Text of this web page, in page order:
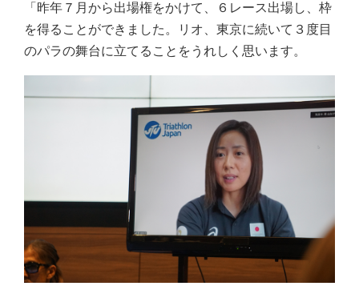
「昨年７月から出場権をかけて、６レース出場し、枠
を得ることができました。リオ、東京に続いて３度目
のパラの舞台に立てることをうれしく思います。